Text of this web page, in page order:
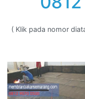
( Klik pada nomor